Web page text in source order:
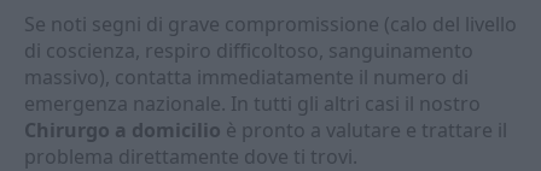
Se noti segni di grave compromissione (calo del livello
di coscienza, respiro difficoltoso, sanguinamento
massivo), contatta immediatamente il numero di
emergenza nazionale. In tutti gli altri casi il nostro
Chirurgo a domicilio è pronto a valutare e trattare il
problema direttamente dove ti trovi.